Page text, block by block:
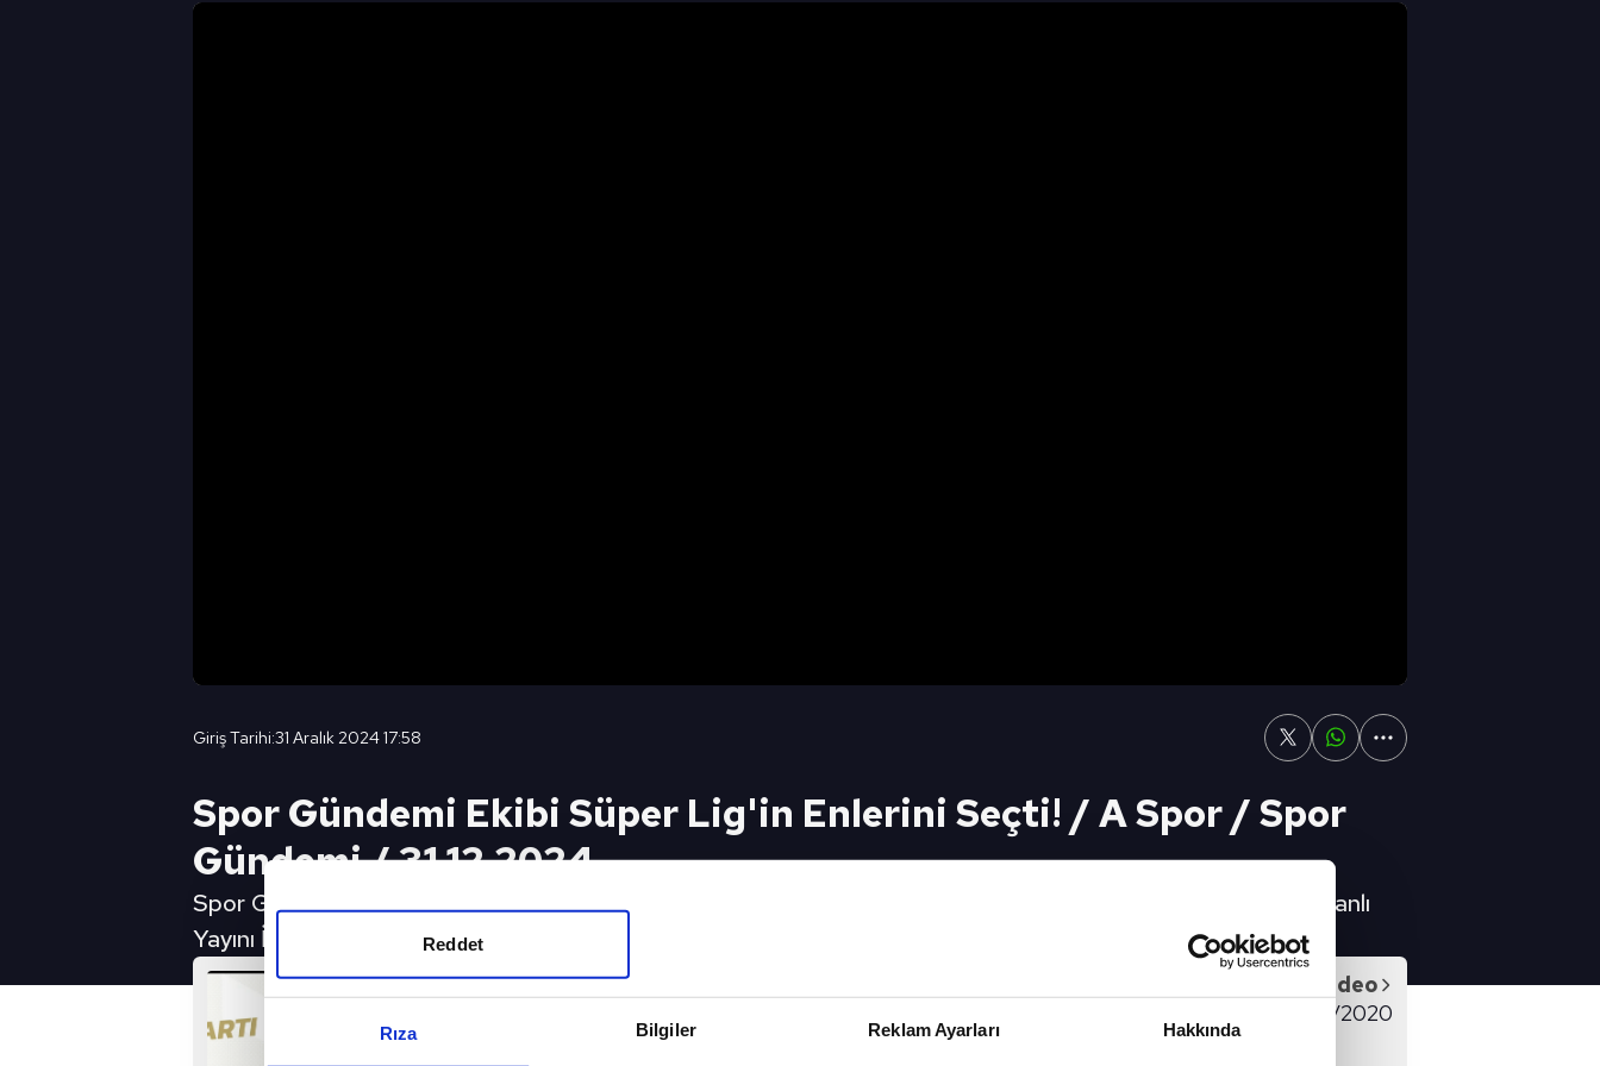
Rıza Bilgiler Reklam Ayarları Hakkında
Reddet
Giriş Tarihi:31 Aralık 2024 17:58
Spor Gündemi Ekibi Süper Lig'in Enlerini Seçti! / A Spor / Spor
Gündemi / 31.12.2024
Spor Gündemi Ekibi Süper Lig'in Enlerini Seçti! / A Spor / Spor Gündemi / 31.12.2024 Youtube'da A Spor Canlı
Yayını İzlemek İçin
Sonraki Video
Artı Futbol - 11/09/2020